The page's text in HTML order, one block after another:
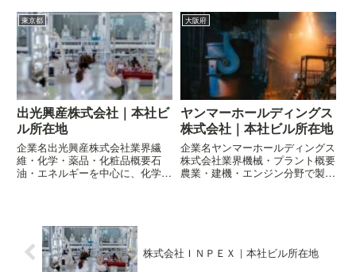
所在地〒107-0052 東京都港区赤
坂五丁目3-1 赤坂Bizタワー
市北区中之島二丁目3-18 中之島
フェスティバルタワー
東京都
出光興産株式会社｜本社ビ
ル所在地
企業名出光興産株式会社業界繊
維・化学・薬品・化粧品概要石
油・エネルギーを中心に、化学・
Otemachi Oneタワー
大阪府
ヤンマーホールディングス
株式会社｜本社ビル所在地
企業名ヤンマーホールディングス
株式会社業界機械・プラント概要
農業・建機・エンジン分野で製品
株式会社ＩＮＰＥＸ｜本社ビル所在地